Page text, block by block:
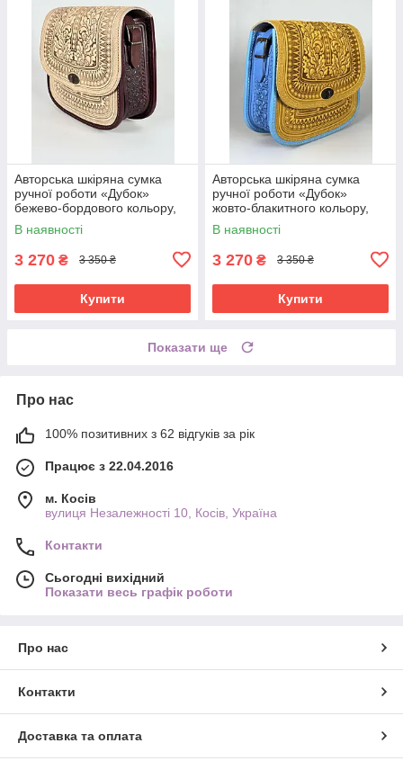
Авторська шкіряна сумка
ручної роботи «Дубок»
бежево-бордового кольору,
25×26×10 см
В наявності
3 270 ₴ 3 350 ₴
Купити
Авторська шкіряна сумка
ручної роботи «Дубок»
жовто-блакитного кольору,
25×26×10 см
В наявності
3 270 ₴ 3 350 ₴
Купити
Показати ще
Про нас
100% позитивних з 62 відгуків за рік
Працює з 22.04.2016
м. Косів
вулиця Незалежності 10, Косів, Україна
Контакти
Сьогодні вихідний
Показати весь графік роботи
Про нас
Контакти
Доставка та оплата